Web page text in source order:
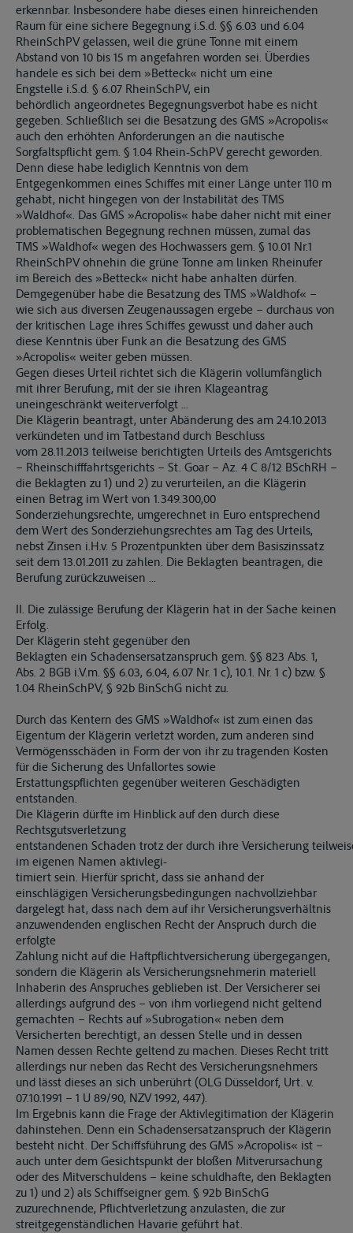
erkennbar. Insbesondere habe dieses einen hinreichenden
Raum für eine sichere Begegnung i.S.d. §§ 6.03 und 6.04
RheinSchPV gelassen, weil die grüne Tonne mit einem
Abstand von 10 bis 15 m angefahren worden sei. Überdies
handele es sich bei dem »Betteck« nicht um eine
Engstelle i.S.d. § 6.07 RheinSchPV, ein
behördlich angeordnetes Begegnungsverbot habe es nicht
gegeben. Schließlich sei die Besatzung des GMS »Acropolis«
auch den erhöhten Anforderungen an die nautische
Sorgfaltspflicht gem. § 1.04 Rhein-SchPV gerecht geworden.
Denn diese habe lediglich Kenntnis von dem
Entgegenkommen eines Schiffes mit einer Länge unter 110 m
gehabt, nicht hingegen von der Instabilität des TMS
»Waldhof«. Das GMS »Acropolis« habe daher nicht mit einer
problematischen Begegnung rechnen müssen, zumal das
TMS »Waldhof« wegen des Hochwassers gem. § 10.01 Nr.1
RheinSchPV ohnehin die grüne Tonne am linken Rheinufer
im Bereich des »Betteck« nicht habe anhalten dürfen.
Demgegenüber habe die Besatzung des TMS »Waldhof« –
wie sich aus diversen Zeugenaussagen ergebe – durchaus von
der kritischen Lage ihres Schiffes gewusst und daher auch
diese Kenntnis über Funk an die Besatzung des GMS
»Acropolis« weiter geben müssen.
Gegen dieses Urteil richtet sich die Klägerin vollumfänglich
mit ihrer Berufung, mit der sie ihren Klageantrag
uneingeschränkt weiterverfolgt ...
Die Klägerin beantragt, unter Abänderung des am 24.10.2013
verkündeten und im Tatbestand durch Beschluss
vom 28.11.2013 teilweise berichtigten Urteils des Amtsgerichts
– Rheinschifffahrtsgerichts – St. Goar – Az. 4 C 8/12 BSchRH –
die Beklagten zu 1) und 2) zu verurteilen, an die Klägerin
einen Betrag im Wert von 1.349.300,00
Sonderziehungsrechte, umgerechnet in Euro entsprechend
dem Wert des Sonderziehungsrechtes am Tag des Urteils,
nebst Zinsen i.H.v. 5 Prozentpunkten über dem Basiszinssatz
seit dem 13.01.2011 zu zahlen. Die Beklagten beantragen, die
Berufung zurückzuweisen ...
II. Die zulässige Berufung der Klägerin hat in der Sache keinen
Erfolg.
Der Klägerin steht gegenüber den
Beklagten ein Schadensersatzanspruch gem. §§ 823 Abs. 1,
Abs. 2 BGB i.V.m. §§ 6.03, 6.04, 6.07 Nr. 1 c), 10.1. Nr. 1 c) bzw. §
1.04 RheinSchPV, § 92b BinSchG nicht zu.
Durch das Kentern des GMS »Waldhof« ist zum einen das
Eigentum der Klägerin verletzt worden, zum anderen sind
Vermögensschäden in Form der von ihr zu tragenden Kosten
für die Sicherung des Unfallortes sowie
Erstattungspflichten gegenüber weiteren Geschädigten
entstanden.
Die Klägerin dürfte im Hinblick auf den durch diese
Rechtsgutsverletzung
entstandenen Schaden trotz der durch ihre Versicherung
im eigenen Namen aktivlegi-
timiert sein. Hierfür spricht, dass sie anhand der
einschlägigen Versicherungsbedingungen nachvollziehbar
dargelegt hat, dass nach dem auf ihr Versicherungsverhältnis
anzuwendenden englischen Recht der Anspruch durch die
erfolgte
Zahlung nicht auf die Haftpflichtversicherung übergegangen,
sondern die Klägerin als Versicherungsnehmerin materiell
Inhaberin des Anspruches geblieben ist. Der Versicherer sei
allerdings aufgrund des – von ihm vorliegend nicht geltend
gemachten – Rechts auf »Subrogation« neben dem
Versicherten berechtigt, an dessen Stelle und in dessen
Namen dessen Rechte geltend zu machen. Dieses Recht tritt
allerdings nur neben das Recht des Versicherungsnehmers
und lässt dieses an sich unberührt (OLG Düsseldorf, Urt. v.
07.10.1991 – 1 U 89/90, NZV 1992, 447).
Im Ergebnis kann die Frage der Aktivlegitimation der Klägerin
dahinstehen. Denn ein Schadensersatzanspruch der Klägerin
besteht nicht. Der Schiffsführung des GMS »Acropolis« ist –
auch unter dem Gesichtspunkt der bloßen Mitverursachung
oder des Mitverschuldens – keine schuldhafte, den Beklagten
zu 1) und 2) als Schiffseigner gem. § 92b BinSchG
zuzurechnende, Pflichtverletzung anzulasten, die zur
streitgegenständlichen Havarie geführt hat.